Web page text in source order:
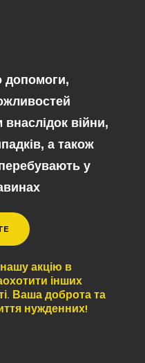
допомоги,
війни,
а також
у
акцію в
інших
Ваша доброта та
нужденних!